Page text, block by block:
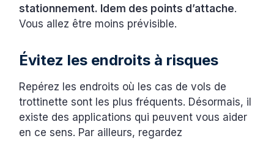
stationnement. Idem des points d’attache.
Vous allez être moins prévisible.
Évitez les endroits à risques
Repérez les endroits où les cas de vols de
trottinette sont les plus fréquents. Désormais, il
existe des applications qui peuvent vous aider
en ce sens. Par ailleurs, regardez